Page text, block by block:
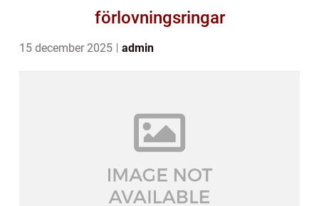
förlovningsringar
15 december 2025 admin